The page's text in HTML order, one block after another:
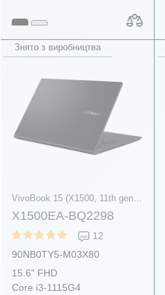
Знято з виробництва
X1500EA-BQ2298
12
90NB0TY5-M03X80
15.6" FHD
Core i3-1115G4